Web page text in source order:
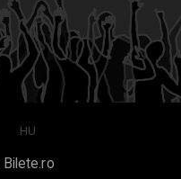
HU
Bilete.ro